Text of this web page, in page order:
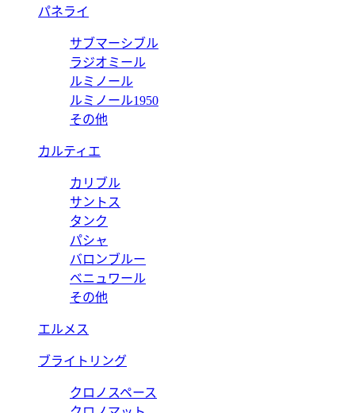
パネライ
サブマーシブル
ラジオミール
ルミノール
ルミノール1950
その他
カルティエ
カリブル
サントス
タンク
パシャ
バロンブルー
ベニュワール
その他
エルメス
ブライトリング
クロノスペース